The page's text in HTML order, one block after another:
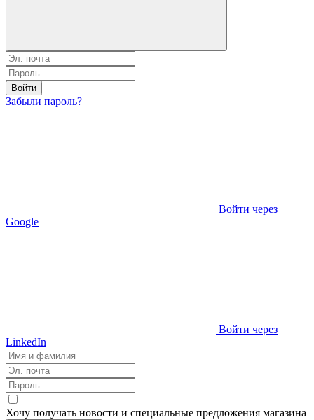
Войти
Забыли пароль?
Войти через
Google
Войти через
LinkedIn
Хочу получать новости и специальные предложения магазина